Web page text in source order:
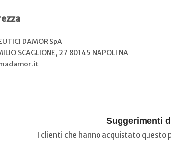
DAMOR SpA
SCAGLIONE, 27 80145 NAPOLI NA
Suggerimenti
I clienti che hanno acquistato questo